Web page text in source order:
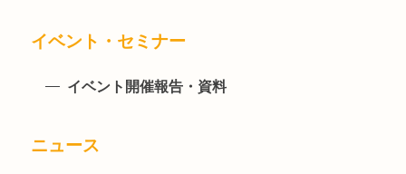
イベント・セミナー
イベント開催報告・資料
ニュース